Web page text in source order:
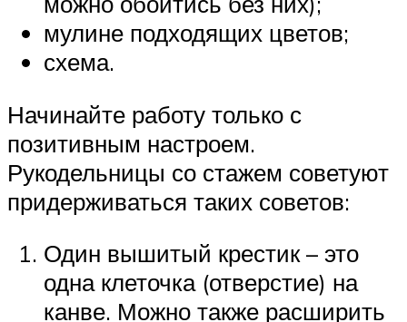
мулине подходящих цветов;
схема.
Начинайте работу только с
позитивным настроем.
Рукодельницы со стажем советуют
придерживаться таких советов:
Один вышитый крестик – это
одна клеточка (отверстие) на
канве. Можно также расширить